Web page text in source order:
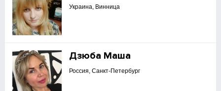
Украина, Винница
Дзюба Маша
Россия, Санкт-Петербург